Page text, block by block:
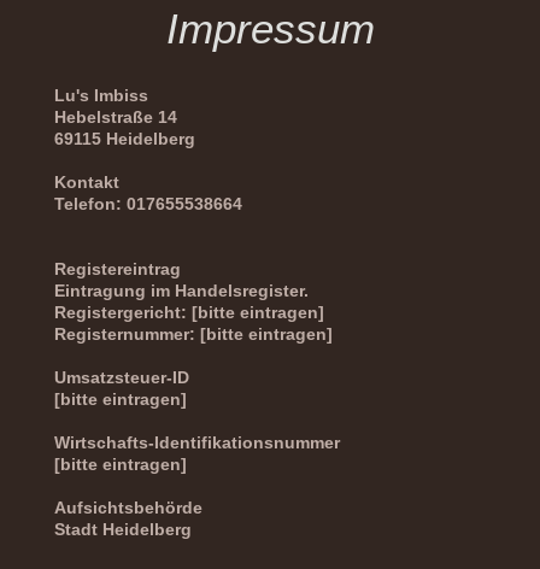
Impressum
Lu's Imbiss
Hebelstraße 14
69115 Heidelberg
Kontakt
Telefon: 017655538664
Registereintrag
Eintragung im Handelsregister.
Registergericht: [bitte eintragen]
Registernummer: [bitte eintragen]
Umsatzsteuer-ID
[bitte eintragen]
Wirtschafts-Identifikationsnummer
[bitte eintragen]
Aufsichtsbehörde
Stadt Heidelberg